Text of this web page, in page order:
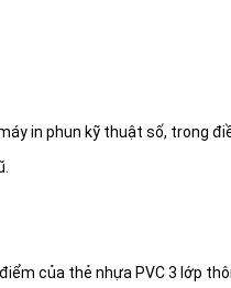
in phun kỹ thuật số, trong
của thẻ nhựa PVC 3 lớp